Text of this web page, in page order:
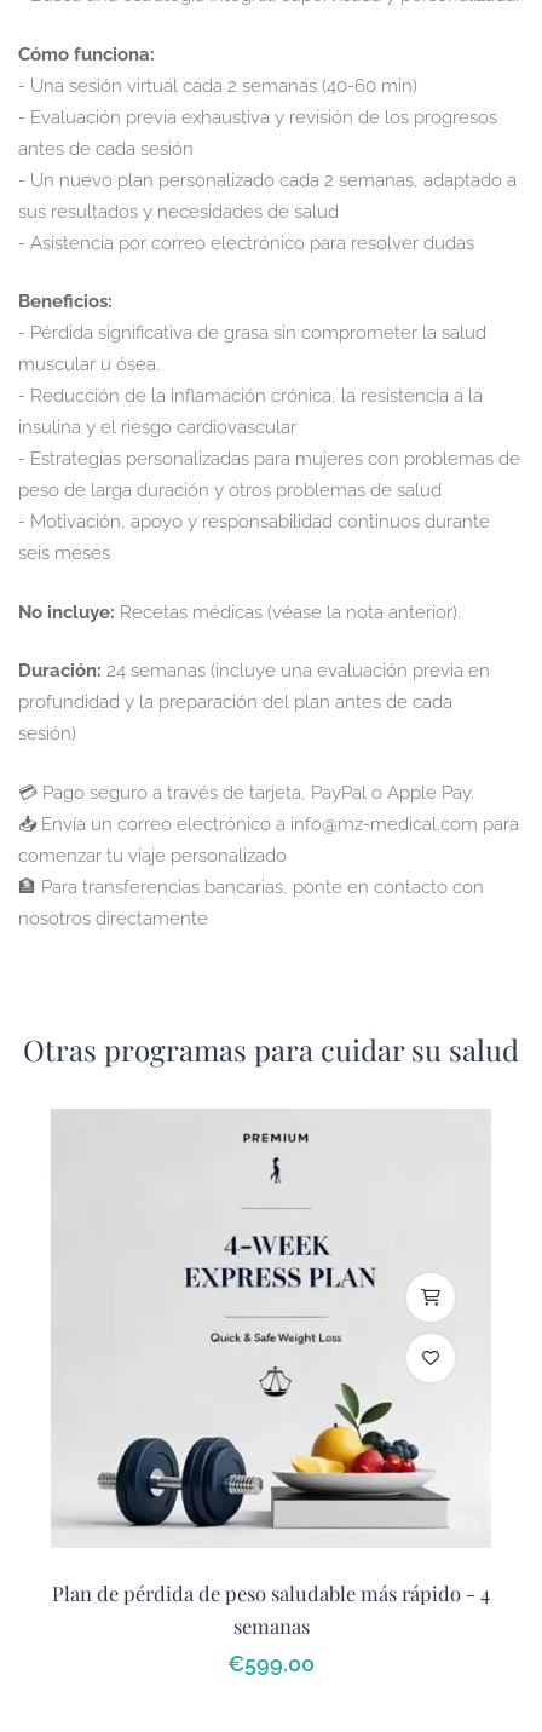
Cómo funciona:
- Una sesión virtual cada 2 semanas (40-60 min)
- Evaluación previa exhaustiva y revisión de los progresos
antes de cada sesión
- Un nuevo plan personalizado cada 2 semanas, adaptado a
sus resultados y necesidades de salud
- Asistencia por correo electrónico para resolver dudas
Beneficios:
- Pérdida significativa de grasa sin comprometer la salud
muscular u ósea.
- Reducción de la inflamación crónica, la resistencia a la
insulina y el riesgo cardiovascular
- Estrategias personalizadas para mujeres con problemas de
peso de larga duración y otros problemas de salud
- Motivación, apoyo y responsabilidad continuos durante
seis meses
No incluye: Recetas médicas (véase la nota anterior).
Duración: 24 semanas (incluye una evaluación previa en
profundidad y la preparación del plan antes de cada
sesión)
💳 Pago seguro a través de tarjeta, PayPal o Apple Pay.
📥 Envía un correo electrónico a info@mz-medical.com para
comenzar tu viaje personalizado
🏦 Para transferencias bancarias, ponte en contacto con
nosotros directamente
Otras programas para cuidar su salud
Plan de pérdida de peso saludable más rápido - 4
semanas
€599.00